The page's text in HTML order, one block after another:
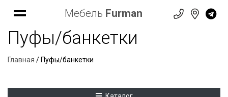
Мебель Furman
Пуфы/банкетки
Главная / Пуфы/банкетки